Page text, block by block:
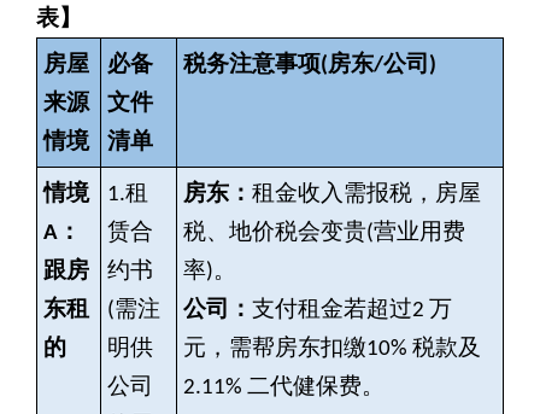
表】
房屋
来源
情境
必备
文件
清单
税务注意事项(房东/公司)
情境
A：
跟房
东租
的
1.租
赁合
约书
(需注
明供
公司
房东： 租金收入需报税，房屋
税、地价税会变贵(营业用费
率)。
公司： 支付租金若超过2 万
元，需帮房东扣缴10% 税款及
2.11% 二代健保费。